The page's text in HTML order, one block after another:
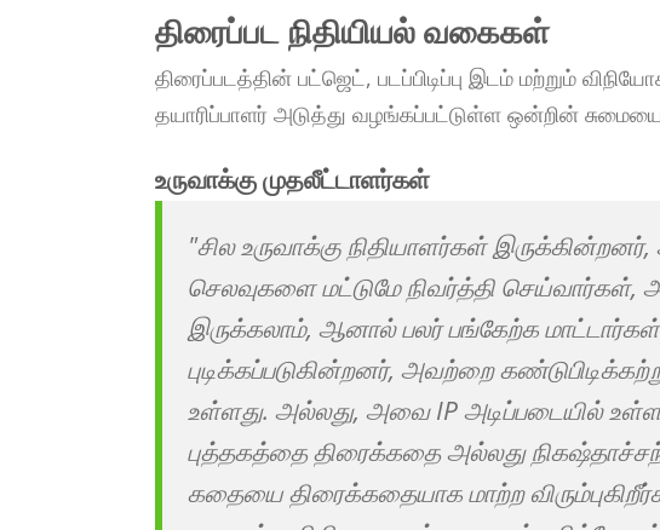
திரைப்பட நிதியியல் வகைகள்
திரைப்படத்தின் பட்ஜெட், படப்பிடிப்பு இடம் மற்றும்
தயாரிப்பாளர் அடுத்து வழங்கப்பட்டுள்ள ஒன்றின்
உருவாக்கு முதலீட்டாளர்கள்
"சில உருவாக்கு நிதியாளர்கள்
செலவுகளை மட்டுமே நிவர்த்தி செய்வார்கள்,
இருக்கலாம், ஆனால் பலர் பங்கேற்க
புடிக்கப்படுகின்றனர், அவற்றை
உள்ளது. அல்லது, அவை IP அடிப்படையில்
புத்தகத்தை திரைக்கதை அல்லது
கதையை திரைக்கதையாக மாற்ற